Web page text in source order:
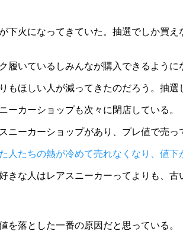
下火になってきていた。抽選でしか買
履いているしみんなが購入できるように
もほしい人が減ってきたのだろう。抽
ーカーショップも次々に閉店している。
ニーカーショップがあり、プレ値で売
人たちの熱が冷めて売れなくなり、値下
きな人はレアスニーカーってよりも、
を落とした一番の原因だと思っている。